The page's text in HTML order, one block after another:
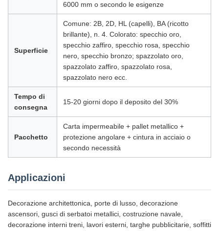
6000 mm o secondo le esigenze
Superficie
Comune: 2B, 2D, HL (capelli), BA (ricotto
brillante), n. 4. Colorato: specchio oro,
specchio zaffiro, specchio rosa, specchio
nero, specchio bronzo; spazzolato oro,
spazzolato zaffiro, spazzolato rosa,
spazzolato nero ecc.
Tempo di
consegna
15-20 giorni dopo il deposito del 30%
Pacchetto
Carta impermeabile + pallet metallico +
protezione angolare + cintura in acciaio o
secondo necessità
Applicazioni
Decorazione architettonica, porte di lusso, decorazione
ascensori, gusci di serbatoi metallici, costruzione navale,
decorazione interni treni, lavori esterni, targhe pubblicitarie, soffitti